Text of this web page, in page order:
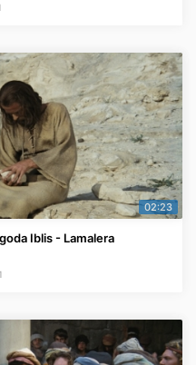
02:23
Iblis - Lamalera